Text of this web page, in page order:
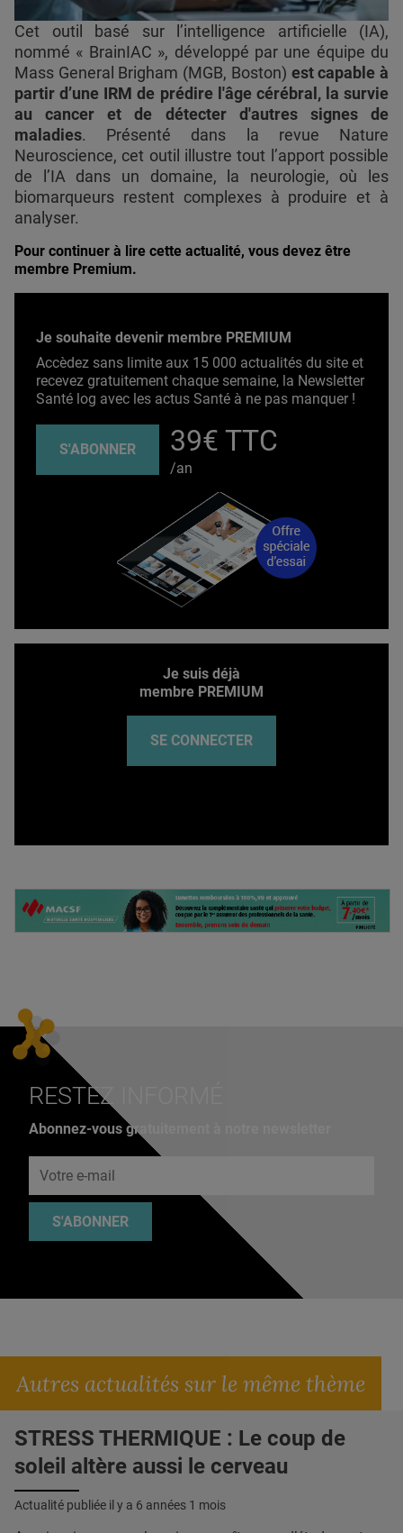
Cet outil basé sur l’intelligence artificielle (IA),
nommé « BrainIAC », développé par une équipe du
Mass General Brigham (MGB, Boston) est capable à
partir d’une IRM de prédire l'âge cérébral, la survie
au cancer et de détecter d'autres signes de
maladies. Présenté dans la revue Nature
Neuroscience, cet outil illustre tout l’apport possible
de l’IA dans un domaine, la neurologie, où les
biomarqueurs restent complexes à produire et à
analyser.
Pour continuer à lire cette actualité, vous devez être
membre Premium.
Je souhaite devenir membre PREMIUM
Accèdez sans limite aux 15 000 actualités du site et
recevez gratuitement chaque semaine, la Newsletter
Santé log avec les actus Santé à ne pas manquer !
S'ABONNER 39€ TTC
/an
Je suis déjà
membre PREMIUM
SE CONNECTER
RESTEZ INFORMÉ
Abonnez-vous gratuitement à notre newsletter
S'ABONNER
Autres actualités sur le même thème
STRESS THERMIQUE : Le coup de
soleil altère aussi le cerveau
Actualité publiée il y a 6 années 1 mois